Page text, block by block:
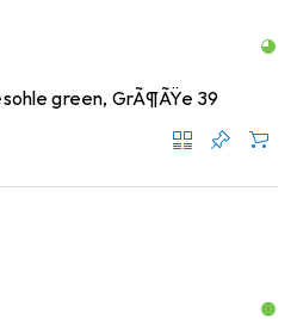
green, GrÃ¶ÃŸe 39